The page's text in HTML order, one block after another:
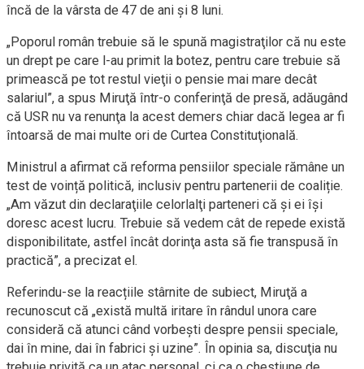
încă de la vârsta de 47 de ani și 8 luni.
„Poporul român trebuie să le spună magistraţilor că nu este
un drept pe care l-au primit la botez, pentru care trebuie să
primească pe tot restul vieţii o pensie mai mare decât
salariul”, a spus Miruţă într-o conferinţă de presă, adăugând
că USR nu va renunţa la acest demers chiar dacă legea ar fi
întoarsă de mai multe ori de Curtea Constituţională.
Ministrul a afirmat că reforma pensiilor speciale rămâne un
test de voință politică, inclusiv pentru partenerii de coaliție.
„Am văzut din declaraţiile celorlalţi parteneri că şi ei îşi
doresc acest lucru. Trebuie să vedem cât de repede există
disponibilitate, astfel încât dorinţa asta să fie transpusă în
practică”, a precizat el.
Referindu-se la reacțiile stârnite de subiect, Miruţă a
recunoscut că „există multă iritare în rândul unora care
consideră că atunci când vorbeşti despre pensii speciale,
dai în mine, dai în fabrici şi uzine”. În opinia sa, discuţia nu